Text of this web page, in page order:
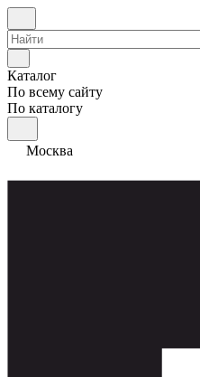
Каталог
По всему сайту
По каталогу
Москва